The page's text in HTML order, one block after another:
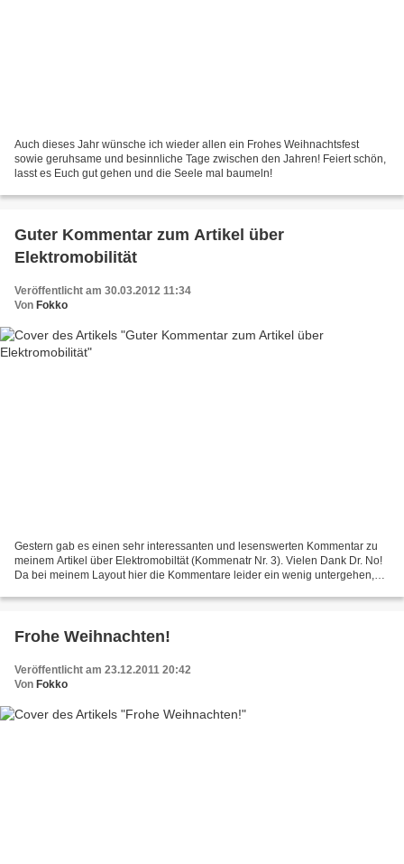
Auch dieses Jahr wünsche ich wieder allen ein Frohes Weihnachtsfest
sowie geruhsame und besinnliche Tage zwischen den Jahren! Feiert schön,
lasst es Euch gut gehen und die Seele mal baumeln!
Guter Kommentar zum Artikel über
Elektromobilität
Veröffentlicht am 30.03.2012 11:34
Von Fokko
Gestern gab es einen sehr interessanten und lesenswerten Kommentar zu
meinem Artikel über Elektromobiltät (Kommenatr Nr. 3). Vielen Dank Dr. No!
Da bei meinem Layout hier die Kommentare leider ein wenig untergehen,
Frohe Weihnachten!
Veröffentlicht am 23.12.2011 20:42
Von Fokko